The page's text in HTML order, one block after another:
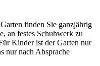
finden Sie ganzjährig
an festes Schuhwerk zu
Kinder ist der Garten nur
nur nach Absprache